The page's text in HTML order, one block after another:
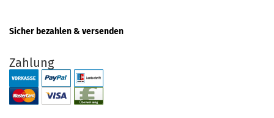
Sicher bezahlen & versenden
Zahlung